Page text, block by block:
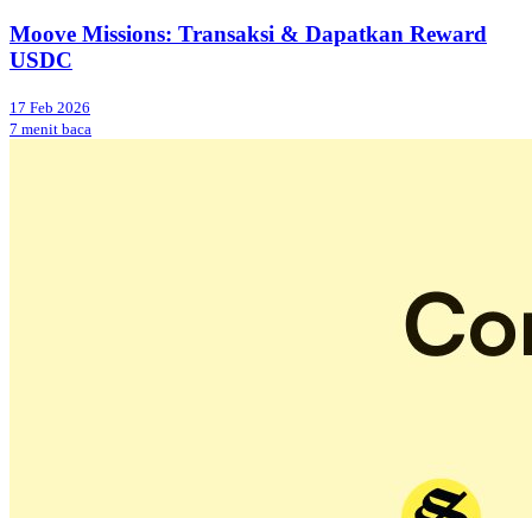
Moove Missions: Transaksi & Dapatkan Reward
USDC
17 Feb 2026
7 menit baca